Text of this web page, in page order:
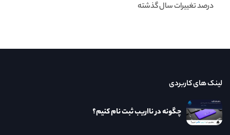
درصد تغییرات سال گذشته
لینک های کاربردی
چگونه در نااریب ثبت نام کنیم؟